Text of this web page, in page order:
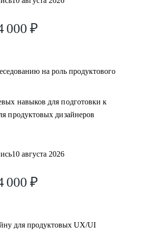
000 ₽
на роль продуктового
навыков для подготовки к
продуктовых дизайнеров
10 августа 2026
000 ₽
для продуктовых UX/UI